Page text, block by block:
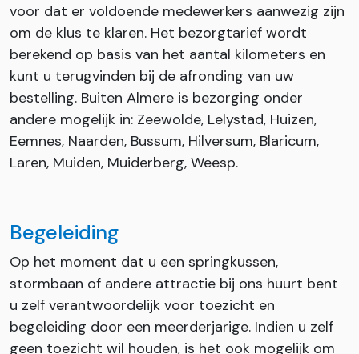
voor dat er voldoende medewerkers aanwezig zijn
om de klus te klaren. Het bezorgtarief wordt
berekend op basis van het aantal kilometers en
kunt u terugvinden bij de afronding van uw
bestelling. Buiten Almere is bezorging onder
andere mogelijk in: Zeewolde, Lelystad, Huizen,
Eemnes, Naarden, Bussum, Hilversum, Blaricum,
Laren, Muiden, Muiderberg, Weesp.
Begeleiding
Op het moment dat u een springkussen,
stormbaan of andere attractie bij ons huurt bent
u zelf verantwoordelijk voor toezicht en
begeleiding door een meerderjarige. Indien u zelf
geen toezicht wil houden, is het ook mogelijk om